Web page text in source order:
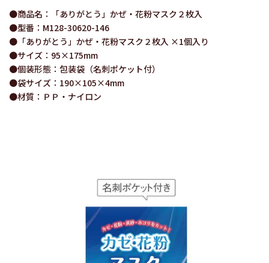
●商品名：「ありがとう」かぜ・花粉マスク２枚入
●型番：M128-30620-146
●「ありがとう」かぜ・花粉マスク２枚入 ×1個入り
●サイズ：95×175mm
●個装形態：包装袋（名刺ポケット付）
●袋サイズ：190×105×4mm
●材質：ＰＰ・ナイロン